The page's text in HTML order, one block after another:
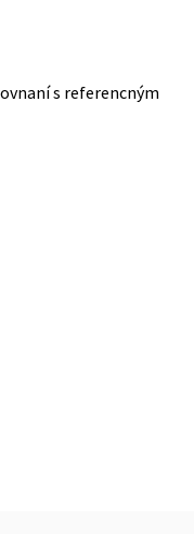
s referencným